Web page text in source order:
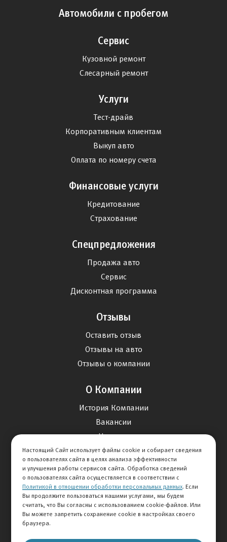
Автомобили с пробегом
Сервис
Кузовной ремонт
Слесарный ремонт
Услуги
Тест-драйв
Корпоративным клиентам
Выкуп авто
Оплата по номеру счета
Финансовые услуги
Кредитование
Страхование
Спецпредложения
Продажа авто
Сервис
Дисконтная программа
Отзывы
Оставить отзыв
Отзывы на авто
Отзывы о компании
О Компании
История Компании
Вакансии
Новости
Карта сайта
Контакты
+7 495 292-60-60
Настоящий Сайт использует файлы cookie и собирает сведения
о пользователях сайта в целях анализа эффективности
и улучшения работы сервисов сайта. Обработка сведений
о пользователях сайта осуществляется в соответствии с
Политикой в отношении обработки персональных данных. Если
Вы продолжите пользоваться нашими услугами, мы будем
считать, что Вы согласны с использованием cookie-файлов. Или
Вы можете запретить сохранение cookie в настройках своего
браузера.